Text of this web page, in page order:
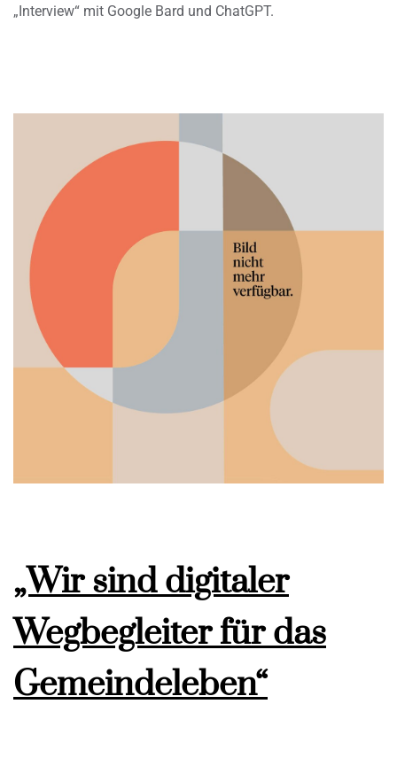
„Interview“ mit Google Bard und ChatGPT.
„Wir sind digitaler
Wegbegleiter für das
Gemeindeleben“